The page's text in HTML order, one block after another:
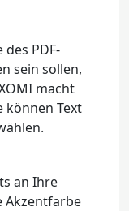
des PDF-
sein sollen,
macht
können Text
an Ihre
Akzentfarbe